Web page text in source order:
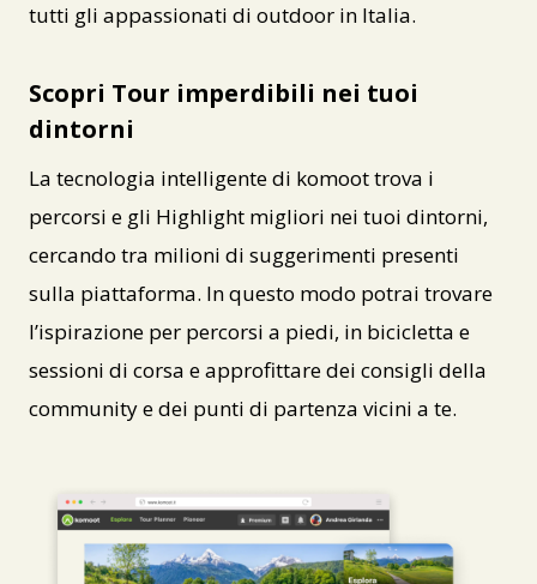
tutti gli appassionati di outdoor in Italia.
Scopri Tour imperdibili nei tuoi
dintorni
La tecnologia intelligente di komoot trova i
percorsi e gli Highlight migliori nei tuoi dintorni,
cercando tra milioni di suggerimenti presenti
sulla piattaforma. In questo modo potrai trovare
l’ispirazione per percorsi a piedi, in bicicletta e
sessioni di corsa e approfittare dei consigli della
community e dei punti di partenza vicini a te.